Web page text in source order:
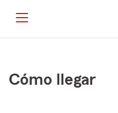
principal
Cómo llegar